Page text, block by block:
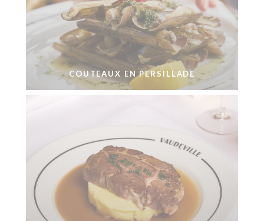
COUTEAUX EN PERSILLADE